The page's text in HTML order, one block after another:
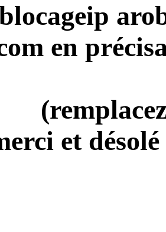
en
et